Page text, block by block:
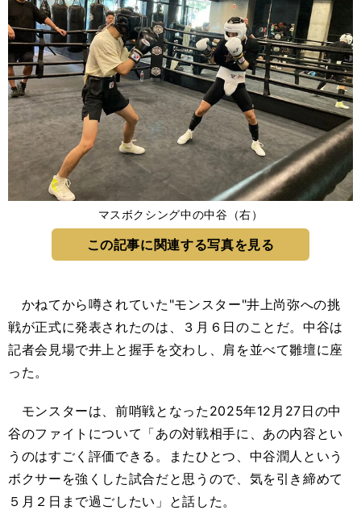
マスボクシング中の中谷（右）
この記事に関連する写真を見る
かねてから噂されていた"モンスター"井上尚弥への挑
戦が正式に発表されたのは、３月６日のことだ。中谷は
記者会見場で井上と握手を交わし、肩を並べて雛壇に座
った。
モンスターは、前哨戦となった2025年12月27日の中
谷のファイトについて「あの対戦相手に、あの内容とい
うのはすごく評価できる。またひとつ、中谷潤人という
ボクサーを強くした試合だと思うので、気を引き締めて
５月２日まで過ごしたい」と話した。